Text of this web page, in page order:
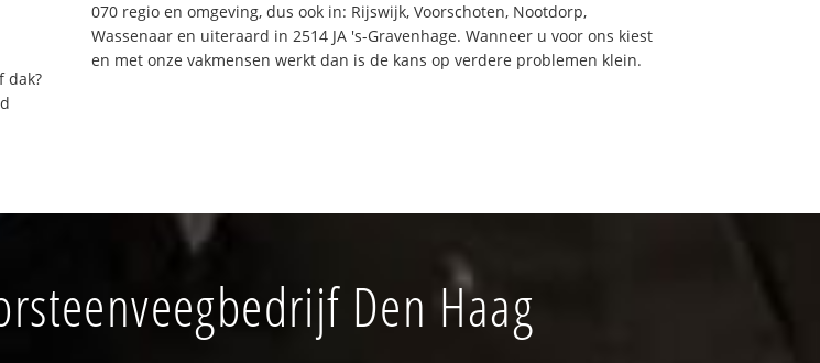
dak?
070 regio en omgeving, dus ook in: Rijswijk, Voorschoten, Nootdorp,
Wassenaar en uiteraard in 2514 JA 's-Gravenhage. Wanneer u voor ons kiest
en met onze vakmensen werkt dan is de kans op verdere problemen klein.
Den Haag